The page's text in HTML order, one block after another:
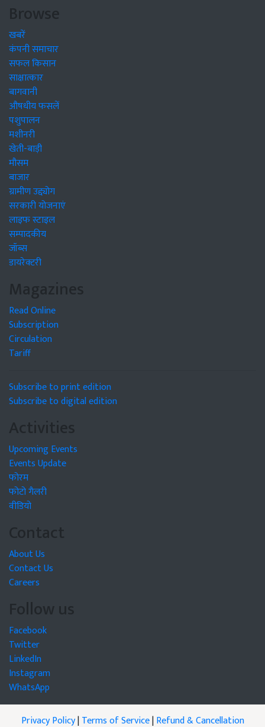
Browse
खबरें
कंपनी समाचार
सफल किसान
साक्षात्कार
बागवानी
औषधीय फसलें
पशुपालन
मशीनरी
खेती-बाड़ी
मौसम
बाजार
ग्रामीण उद्द्योग
सरकारी योजनाएं
लाइफ स्टाइल
सम्पादकीय
जॉब्स
डायरेक्टरी
Magazines
Read Online
Subscription
Circulation
Tariff
Subscribe to print edition
Subscribe to digital edition
Activities
Upcoming Events
Events Update
फोरम
फोटो गैलरी
वीडियो
Contact
About Us
Contact Us
Careers
Follow us
Facebook
Twitter
LinkedIn
Instagram
WhatsApp
Privacy Policy|Terms of Service|Refund & Cancellation